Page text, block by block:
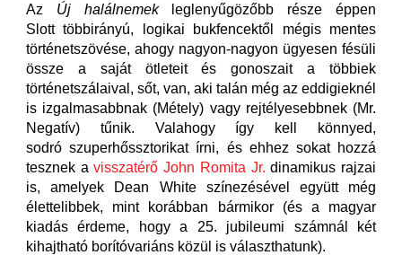
Az Új halálnemekleglenyűgözőbb része éppen
Slott többirányú, logikai bukfencektől mégis mentes
történetszövése, ahogy nagyon-nagyon ügyesen fésüli
össze a saját ötleteit és gonoszait a többiek
történetszálaival, sőt, van, aki talán még az eddigieknél
is izgalmasabbnak (Métely) vagy rejtélyesebbnek (Mr.
Negatív) tűnik. Valahogy így kell könnyed,
sodró szuperhőssztorikat írni, és ehhez sokat hozzá
tesznek avisszatérő John Romita Jr. dinamikus rajzai
is, amelyek Dean White színezésével együtt még
élettelibbek, mint korábban bármikor (és a magyar
kiadás érdeme, hogy a 25. jubileumi számnál két
kihajtható borítóvariáns közül is választhatunk).